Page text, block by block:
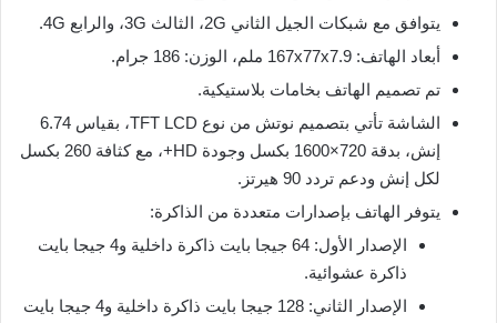
يتوافق مع شبكات الجيل الثاني 2G، الثالث 3G، والرابع 4G.
أبعاد الهاتف: 167x77x7.9 ملم، الوزن: 186 جرام.
تم تصميم الهاتف بخامات بلاستيكية.
الشاشة تأتي بتصميم نوتش من نوع TFT LCD، بقياس 6.74
إنش، بدقة 720×1600 بكسل وجودة HD+، مع كثافة 260 بكسل
لكل إنش ودعم تردد 90 هيرتز.
يتوفر الهاتف بإصدارات متعددة من الذاكرة:
الإصدار الأول: 64 جيجا بايت ذاكرة داخلية و4 جيجا بايت
ذاكرة عشوائية.
الإصدار الثاني: 128 جيجا بايت ذاكرة داخلية و4 جيجا بايت